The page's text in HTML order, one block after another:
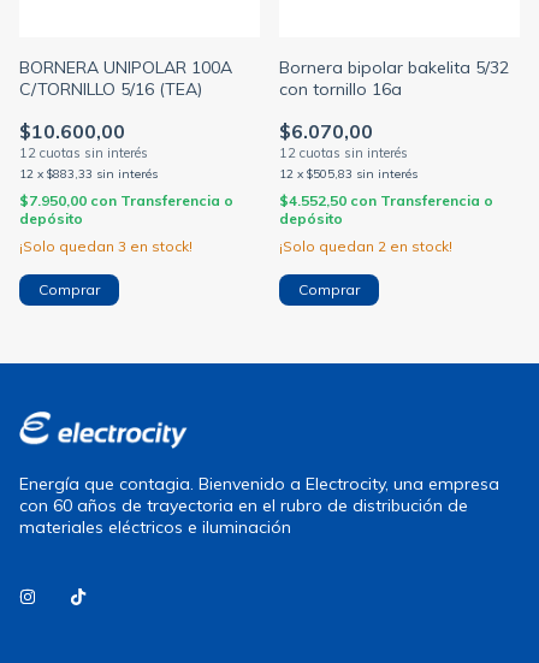
BORNERA UNIPOLAR 100A
C/TORNILLO 5/16 (TEA)
$10.600,00
12 x $883,33 sin interés
$7.950,00 con Transferencia o
depósito
¡Solo quedan 3 en stock!
Bornera bipolar bakelita 5/32
con tornillo 16a
$6.070,00
12 x $505,83 sin interés
$4.552,50 con Transferencia o
depósito
¡Solo quedan 2 en stock!
Energía que contagia. Bienvenido a Electrocity, una empresa
con 60 años de trayectoria en el rubro de distribución de
materiales eléctricos e iluminación